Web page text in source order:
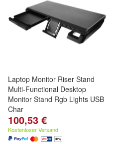
Laptop Monitor Riser Stand
Multi-Functional Desktop
Monitor Stand Rgb Lights USB
Char
100,53 €
Kostenloser Versand